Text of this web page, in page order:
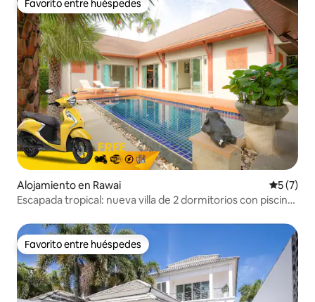
Favorito entre huéspedes
Favorito entre huéspedes
Alojamiento en Rawai
5 (7)
Escapada tropical: nueva villa de 2 dormitorios con piscina
Favorito entre huéspedes
Favorito entre huéspedes